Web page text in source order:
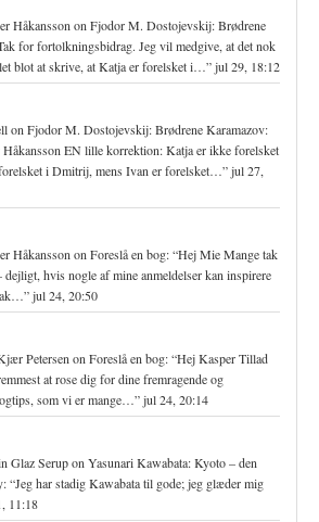
Håkansson on Fjodor M. Dostojevskij: Brødrene
for fortolkningsbidrag. Jeg vil medgive, at det nok
blot at skrive, at Katja er forelsket i…”jul 29, 18:12
on Fjodor M. Dostojevskij: Brødrene Karamazov:
EN lille korrektion: Katja er ikke forelsket
i Dmitrij, mens Ivan er forelsket…”jul 27,
Håkansson on Foreslå en bog: “Hej Mie Mange tak
hvis nogle af mine anmeldelser kan inspirere
”jul 24, 20:50
Petersen on Foreslå en bog: “Hej Kasper Tillad
at rose dig for dine fremragende og
som vi er mange…”jul 24, 20:14
Glaz Serupon Yasunari Kawabata: Kyoto – den
: “Jeg har stadig Kawabata til gode; jeg glæder mig
11:18